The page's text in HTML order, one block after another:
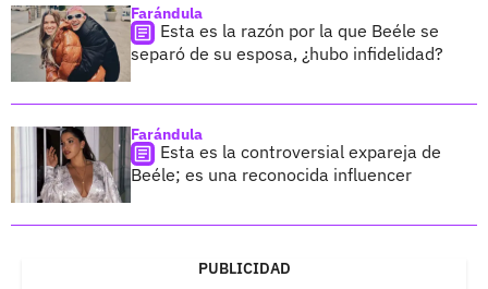
Farándula
Esta es la razón por la que Beéle se
separó de su esposa, ¿hubo infidelidad?
Farándula
Esta es la controversial expareja de
Beéle; es una reconocida influencer
PUBLICIDAD